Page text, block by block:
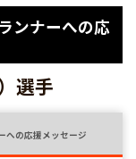
ンナーへの応
選手
への応援メッセージ